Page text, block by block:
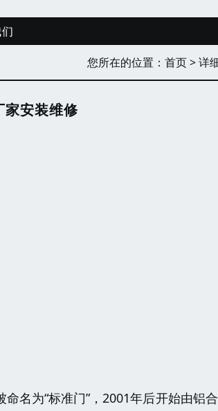
您所在的位置： 首页> 详
家安装维修
名为“标准门”，2001年后开始由铝